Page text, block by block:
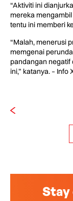
“Aktiviti ini
mereka
tentu ini memberi
“Malah, menerusi
memgenai
pandangan
ini,” katanya. – Info
Stay